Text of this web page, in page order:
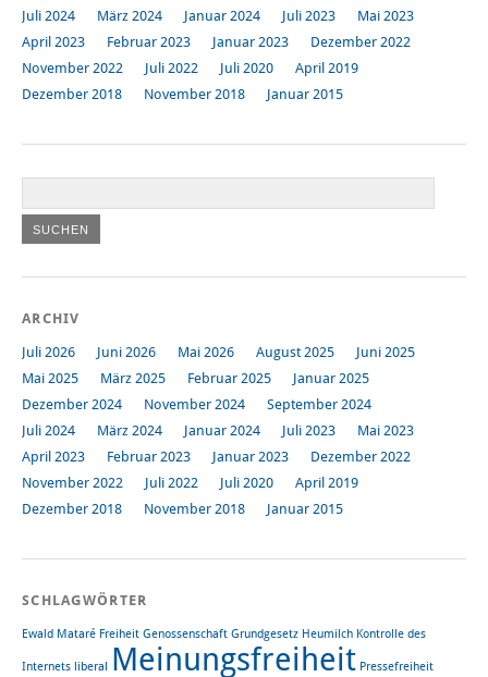
Juli 2024
März 2024 Januar 2024 Juli 2023
Mai 2023
April 2023
Februar 2023 Januar 2023
Dezember 2022
November 2022
Juli 2022 Juli 2020
April 2019
Dezember 2018
November 2018 Januar 2015
ARCHIV
Juli 2026 Juni 2026 Mai 2026 August 2025
Juni 2025
Mai 2025
März 2025 Februar 2025
Januar 2025
Dezember 2024
November 2024
September 2024
Juli 2024
März 2024 Januar 2024 Juli 2023
Mai 2023
April 2023
Februar 2023 Januar 2023
Dezember 2022
November 2022
Juli 2022 Juli 2020
April 2019
Dezember 2018
November 2018 Januar 2015
SCHLAGWÖRTER
Ewald Mataré Freiheit Genossenschaft Grundgesetz Heumilch Kontrolle des
Internets liberal Meinungsfreiheit Pressefreiheit